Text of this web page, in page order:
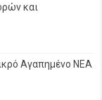
και
Αγαπημένο NEΑ